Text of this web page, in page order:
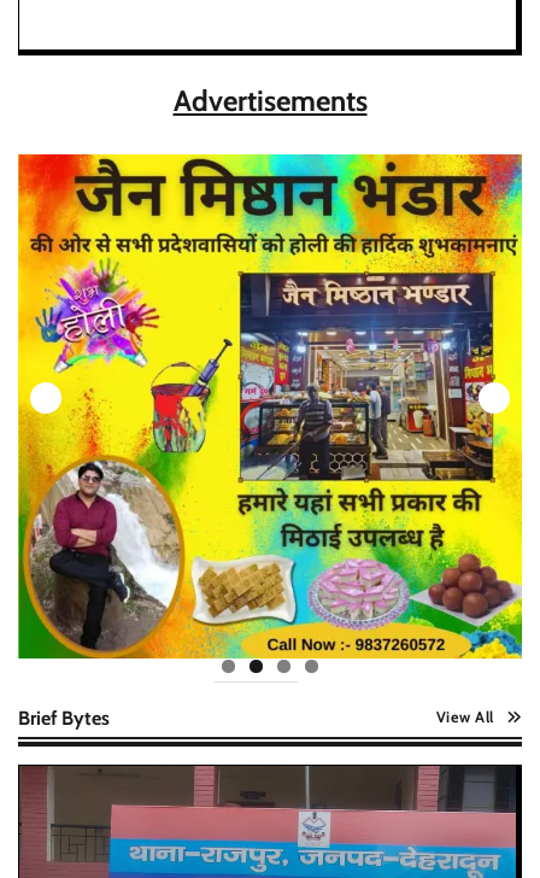
Advertisements
Brief Bytes View All